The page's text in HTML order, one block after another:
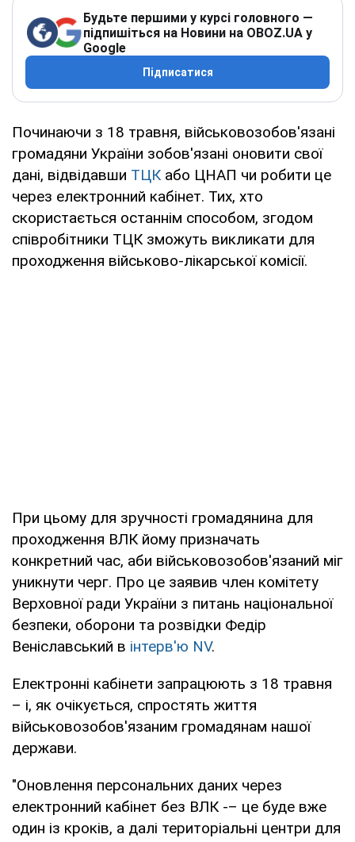
Будьте першими у курсі головного —
підпишіться на Новини на OBOZ.UA у
Google
Підписатися
Починаючи з 18 травня, військовозобов'язані
громадяни України зобов'язані оновити свої
дані, відвідавши ТЦК або ЦНАП чи робити це
через електронний кабінет. Тих, хто
скористається останнім способом, згодом
співробітники ТЦК зможуть викликати для
проходження військово-лікарської комісії.
При цьому для зручності громадянина для
проходження ВЛК йому призначать
конкретний час, аби військовозобов'язаний міг
уникнути черг. Про це заявив член комітету
Верховної ради України з питань національної
безпеки, оборони та розвідки Федір
Веніславський в інтерв'ю NV.
Електронні кабінети запрацюють з 18 травня
– і, як очікується, спростять життя
військовозобов'язаним громадянам нашої
держави.
"Оновлення персональних даних через
електронний кабінет без ВЛК -– це буде вже
один із кроків, а далі територіальні центри для